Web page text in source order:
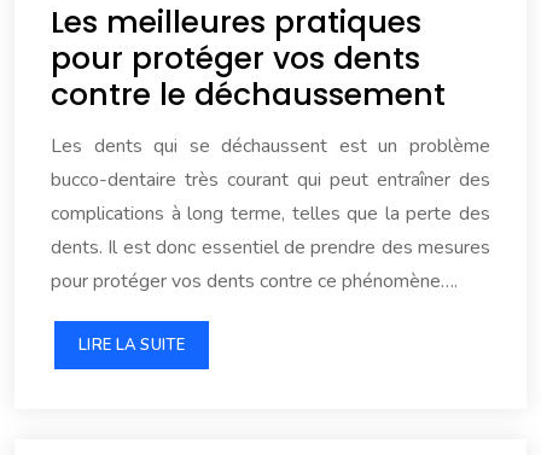
Les meilleures pratiques
pour protéger vos dents
contre le déchaussement
Les dents qui se déchaussent est un problème
bucco-dentaire très courant qui peut entraîner des
complications à long terme, telles que la perte des
dents. Il est donc essentiel de prendre des mesures
pour protéger vos dents contre ce phénomène….
LIRE LA SUITE